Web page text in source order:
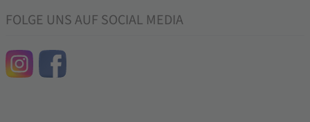
FOLGE UNS AUF SOCIAL MEDIA